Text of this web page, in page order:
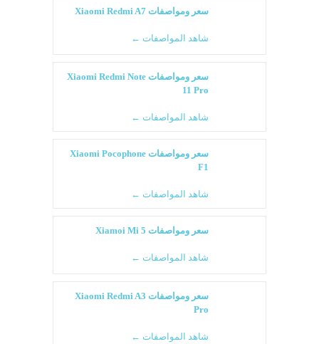
سعر ومواصفات Xiaomi Redmi A7
شاهد المواصفات ←
سعر ومواصفات Xiaomi Redmi Note
11 Pro
شاهد المواصفات ←
سعر ومواصفات Xiaomi Pocophone
F1
شاهد المواصفات ←
سعر ومواصفات Xiamoi Mi 5
شاهد المواصفات ←
سعر ومواصفات Xiaomi Redmi A3
Pro
شاهد المواصفات ←